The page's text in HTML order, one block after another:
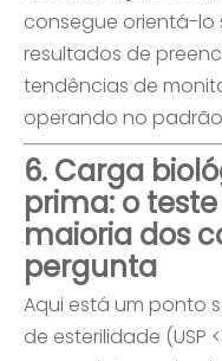
consegue orientá-lo
resultados de
tendências de
operando no
6. Carga
prima: o
maioria dos
pergunta
Aqui está um ponto
de esterilidade (USP